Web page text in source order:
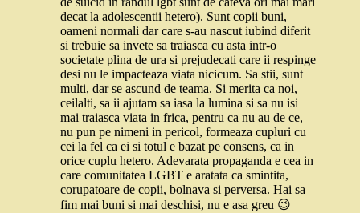
decat la adolescentii hetero). Sunt copii buni,
oameni normali dar care s-au nascut iubind diferit
si trebuie sa invete sa traiasca cu asta intr-o
societate plina de ura si prejudecati care ii respinge
desi nu le impacteaza viata nicicum. Sa stii, sunt
multi, dar se ascund de teama. Si merita ca noi,
ceilalti, sa ii ajutam sa iasa la lumina si sa nu isi
mai traiasca viata in frica, pentru ca nu au de ce,
nu pun pe nimeni in pericol, formeaza cupluri cu
cei la fel ca ei si totul e bazat pe consens, ca in
orice cuplu hetero. Adevarata propaganda e cea in
care comunitatea LGBT e aratata ca smintita,
corupatoare de copii, bolnava si perversa. Hai sa
fim mai buni si mai deschisi, nu e asa greu 😉